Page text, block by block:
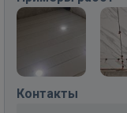
Контакты